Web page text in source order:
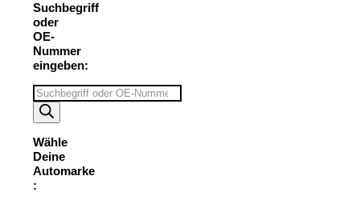
Suchbegriff
oder
OE-
Nummer
eingeben:
Suchbegriff
eingeben
Wähle
Deine
Automarke
: